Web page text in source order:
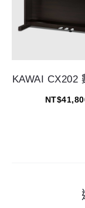
KAWAI CX202
NT$